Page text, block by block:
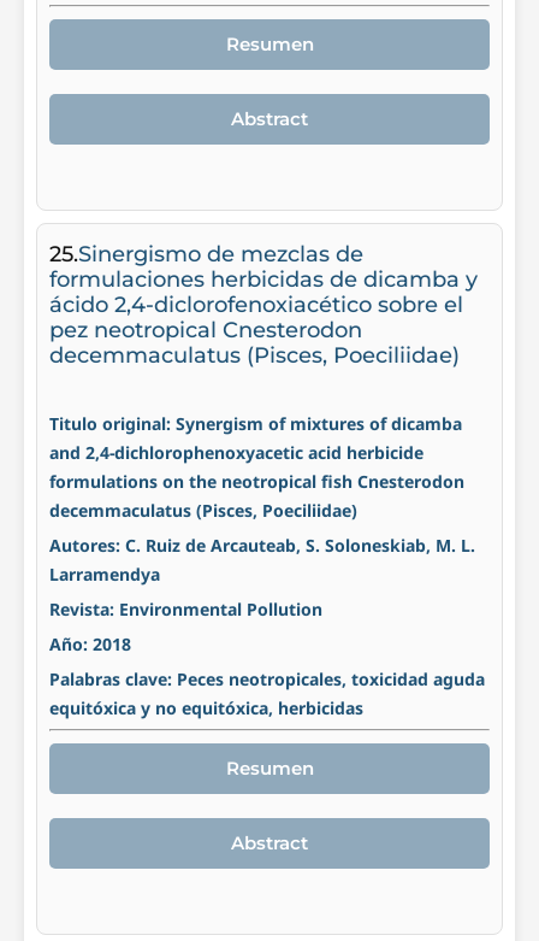
Resumen
Abstract
25.Sinergismo de mezclas de
formulaciones herbicidas de dicamba y
ácido 2,4-diclorofenoxiacético sobre el
pez neotropical Cnesterodon
decemmaculatus (Pisces, Poeciliidae)
Titulo original: Synergism of mixtures of dicamba
and 2,4-dichlorophenoxyacetic acid herbicide
formulations on the neotropical fish Cnesterodon
decemmaculatus (Pisces, Poeciliidae)
Autores: C. Ruiz de Arcauteab, S. Soloneskiab, M. L.
Larramendya
Revista: Environmental Pollution
Año: 2018
Palabras clave: Peces neotropicales, toxicidad aguda
equitóxica y no equitóxica, herbicidas
Resumen
Abstract